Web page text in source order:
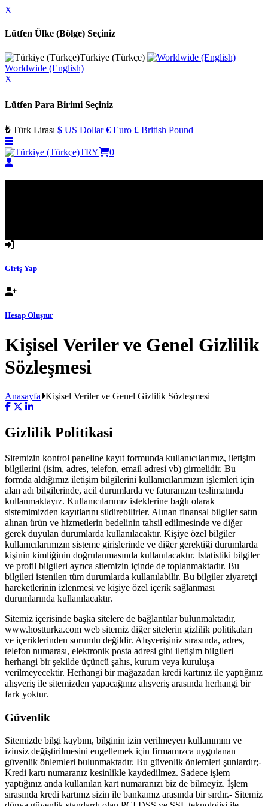
X
Lütfen Ülke (Bölge) Seçiniz
Türkiye (Türkçe)
Worldwide (English)
X
Lütfen Para Birimi Seçiniz
₺Türk Lirası $ US Dollar € Euro £ British Pound
TRY 0
Giriş Yap
Hesap Oluştur
Kişisel Veriler ve Genel Gizlilik
Sözleşmesi
Anasayfa Kişisel Veriler ve Genel Gizlilik Sözleşmesi
Gizlilik Politikasi
Sitemizin kontrol paneline kayıt formunda kullanıcılarımız, iletişim
bilgilerini (isim, adres, telefon, email adresi vb) girmelidir. Bu
formda aldığımız iletişim bilgilerini kullanıcılarımızın işlemleri için
alan adı bilgilerinde, acil durumlarda ve faturanızın teslimatında
kullanmaktayız. Kullanıcılarımız isteklerine bağlı olarak
sistemimizden kayıtlarını sildirebilirler. Alınan finansal bilgiler satın
alınan ürün ve hizmetlerin bedelinin tahsil edilmesinde ve diğer
gerek duyulan durumlarda kullanılacaktır. Kişiye özel bilgiler
kullanıcılarımızın sisteme girişlerinde ve diğer gerektiği durumlarda
kişinin kimliğinin doğrulanmasında kullanılacaktır. İstatistiki bilgiler
ve profil bilgileri ayrıca sitemizin içinde de toplanmaktadır. Bu
bilgileri istenilen tüm durumlarda kullanılabilir. Bu bilgiler ziyaretçi
hareketlerinin izlenmesi ve kişiye özel içerik sağlanması
durumlarında kullanılacaktır.
Sitemiz içerisinde başka sitelere de bağlantılar bulunmaktadır,
www.hostturka.com web sitemiz diğer sitelerin gizlilik politikaları
ve içeriklerinden sorumlu değildir. Alışverişiniz sırasında, adres,
telefon numarası, elektronik posta adresi gibi iletişim bilgileri
herhangi bir şekilde üçüncü şahıs, kurum veya kuruluşa
verilmeyecektir. Herhangi bir mağazadan kredi kartınız ile yaptığınız
alışveriş ile sitemizden yapacağınız alışveriş arasında herhangi bir
fark yoktur.
Güvenlik
Sitemizde bilgi kaybını, bilginin izin verilmeyen kullanımını ve
izinsiz değiştirilmesini engellemek için firmamızca uygulanan
güvenlik önlemleri bulunmaktadır. Bu güvenlik önlemleri şunlardır;-
Kredi kartı numaranız kesinlikle kaydedilmez. Sadece işlem
yaptığınız anda kullanılan kart numaranızı biz de bilmeyiz. İşlem
sırasında kredi kartınız sizin ile bankamız arasında bir sırdır.- Sitemiz